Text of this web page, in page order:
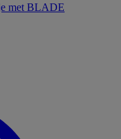
met BLADE